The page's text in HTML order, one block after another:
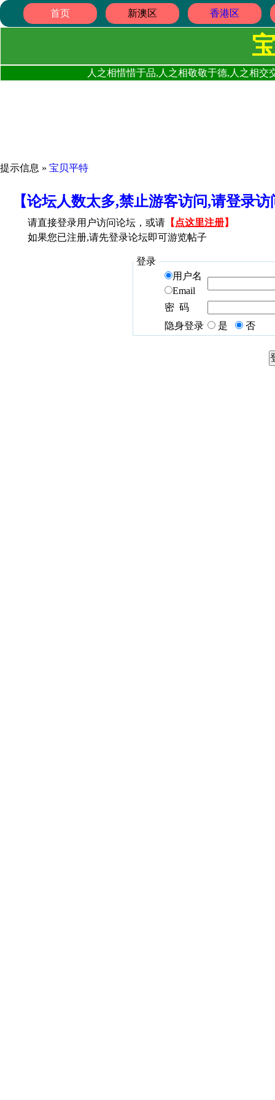
首页 新澳区 香港区
人之相惜惜于品,人之相敬敬于德,人之相
提示信息 » 宝贝平特
【论坛人数太多,禁止游客访问,请登录
请直接登录用户访问论坛，或请 【 点这里注册】
如果您已注册,请先登录论坛即可游览帖子
登录
用户名
Email
密 码
隐身登录
是 否